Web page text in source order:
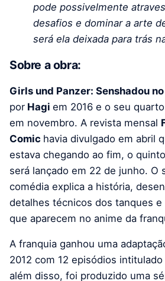
pode possivelmente
desafios e dominar a arte
será ela deixada para trás
Sobre a obra:
Girls und Panzer: Senshadou
por Hagi em 2016 e o seu
em novembro. A revista mensal
Comic havia divulgado em abril
estava chegando ao fim, o
será lançado em 22 de junho. O
comédia explica a história,
detalhes técnicos dos tanques
que aparecem no anime da
A franquia ganhou uma
2012 com 12 episódios intitulado
além disso, foi produzido uma